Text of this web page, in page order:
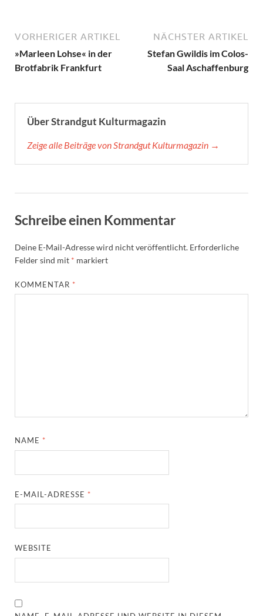
VORHERIGER ARTIKEL
»Marleen Lohse« in der
Brotfabrik Frankfurt
NÄCHSTER ARTIKEL
Stefan Gwildis im Colos-
Saal Aschaffenburg
Über Strandgut Kulturmagazin
Zeige alle Beiträge von Strandgut Kulturmagazin →
Schreibe einen Kommentar
Deine E-Mail-Adresse wird nicht veröffentlicht. Erforderliche
Felder sind mit * markiert
KOMMENTAR *
NAME *
E-MAIL-ADRESSE *
WEBSITE